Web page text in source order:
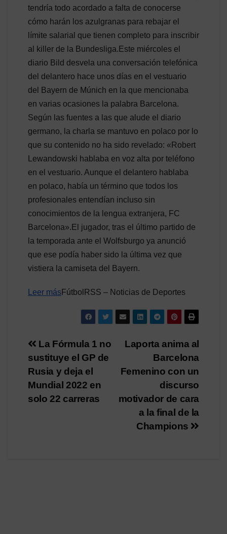
tendría todo acordado a falta de conocerse
cómo harán los azulgranas para rebajar el
límite salarial que tienen completo para inscribir
al killer de la Bundesliga.Este miércoles el
diario Bild desvela una conversación telefónica
del delantero hace unos días en el vestuario
del Bayern de Múnich en la que mencionaba
en varias ocasiones la palabra Barcelona.
Según las fuentes a las que alude el diario
germano, la charla se mantuvo en polaco por lo
que su contenido no ha sido revelado: «Robert
Lewandowski hablaba en voz alta por teléfono
en el vestuario. Aunque el delantero hablaba
en polaco, había un término que todos los
profesionales entendían incluso sin
conocimientos de la lengua extranjera, FC
Barcelona».El jugador, tras el último partido de
la temporada ante el Wolfsburgo ya anunció
que ese podía haber sido la última vez que
vistiera la camiseta del Bayern.
Leer másFútbolRSS – Noticias de Deportes
Navegación
de
entradas
Laporta anima al
Barcelona
Femenino con un
discurso
motivador de cara
a la final de la
Champions
La Fórmula 1 no
sustituye el GP de
Rusia y deja el
Mundial 2022 en
solo 22 carreras